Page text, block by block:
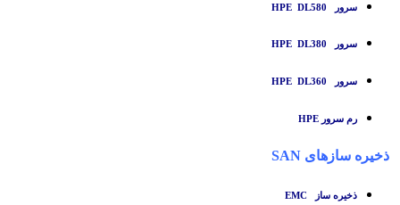
سرور HPE DL580
سرور HPE DL380
سرور HPE DL360
رم سرور HPE
ذخیره سازهای SAN
ذخیره ساز